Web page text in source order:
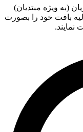
ویژه مبتدیان)
بافت خود را بصورت